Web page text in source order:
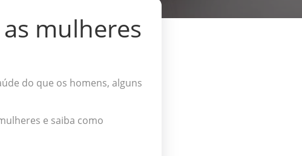
mulheres
do que os homens, alguns
e saiba como